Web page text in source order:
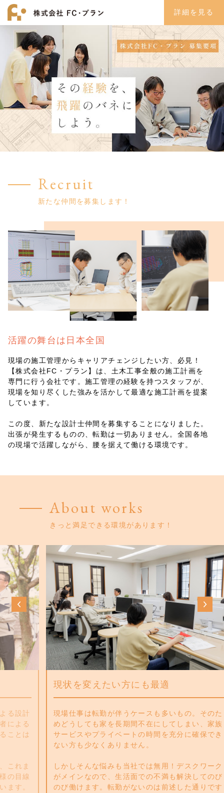
詳細を見る
Recruit
新たな仲間を募集します！
活躍の舞台は日本全国
現場の施工管理からキャリアチェンジしたい方、必見！
【株式会社FC・プラン】は、土木工事全般の施工計画を
専門に行う会社です。施工管理の経験を持つスタッフが、
現場を知り尽くした強みを活かして最適な施工計画を提案
しています。
この度、新たな設計士仲間を募集することになりました。
出張が発生するものの、転勤は一切ありません。全国各地
の現場で活躍しながら、腰を据えて働ける環境です。
About works
きっと満足できる環境があります！
現状を変えたい方にも最適
現場仕事は転勤が伴うケースも多いもの。そのた
めどうしても家を長期間不在にしてしまい、家族
サービスやプライベートの時間を充分に確保でき
ない方も少なくありません。
しかしそんな悩みも当社では無用！デスクワーク
がメインなので、生活面での不満も解決してのび
のび働けます。転勤がないのは前述した通りです